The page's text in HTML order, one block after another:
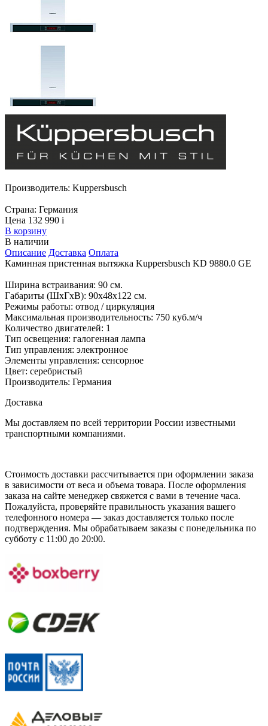
Производитель: Kuppersbusch
Страна: Германия
Цена 132 990 i
В корзину
В наличии
Описание Доставка Оплата
Каминная пристенная вытяжка Kuppersbusch KD 9880.0 GE
Ширина встраивания: 90 см.
Габариты (ШxГxВ): 90x48x122 см.
Режимы работы: отвод / циркуляция
Максимальная производительность: 750 куб.м/ч
Количество двигателей: 1
Тип освещения: галогенная лампа
Тип управления: электронное
Элементы управления: сенсорное
Цвет: серебристый
Производитель: Германия
Доставка
Мы доставляем по всей территории России известными
транспортными компаниями.
Стоимость доставки рассчитывается при оформлении заказа
в зависимости от веса и объема товара. После оформления
заказа на сайте менеджер свяжется с вами в течение часа.
Пожалуйста, проверяйте правильность указания вашего
телефонного номера — заказ доставляется только после
подтверждения. Мы обрабатываем заказы с понедельника по
субботу с 11:00 до 20:00.